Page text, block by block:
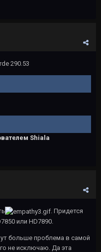
290.53
Shiala
. Придется
или HD7890.
больше проблема в самой
не исключаю. Да эта